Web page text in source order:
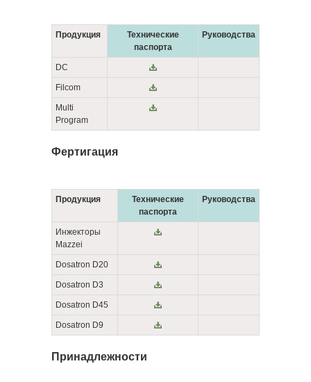
Продукция
Технические
паспорта
Руководства
DC
Filcom
Multi
Program
Фертигация
Продукция
Технические
паспорта
Руководства
Инжекторы
Mazzei
Dosatron D20
Dosatron D3
Dosatron D45
Dosatron D9
Принадлежности